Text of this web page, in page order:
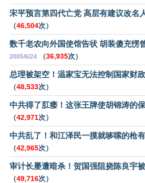
宋平预言第四代亡党 高层有建议改名
（46,504次）
数千老农向外国使馆告状 胡装傻充愣
2005/6/24 （36,935次）
总理被架空！温家宝无法控制国家财政
（48,533次）
中共得了肛瘘！这张王牌使胡锦涛的
（42,971次）
中共乱了！和江泽民一摸就哆嗦的枪
（42,965次）
审计长屡遭暗杀！贺国强阻挠陈良宇
（49,716次）